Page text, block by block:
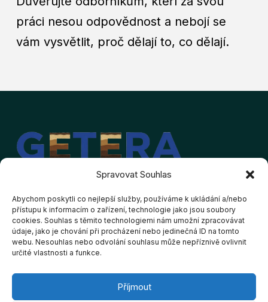
Spravovat Souhlas
Abychom poskytli co nejlepší služby, používáme k ukládání a/nebo
přístupu k informacím o zařízení, technologie jako jsou soubory
cookies. Souhlas s těmito technologiemi nám umožní zpracovávat
údaje, jako je chování při procházení nebo jedinečná ID na tomto
webu. Nesouhlas nebo odvolání souhlasu může nepříznivě ovlivnit
určité vlastnosti a funkce.
Příjmout
práci nesou odpovědnost a nebojí se
vám vysvětlit, proč dělají to, co dělají.
Kontakt
david.hibler@getera.cz
Provozovatel
GETERA s.r.o.
Holubova 509/3,
Liberec 463 12